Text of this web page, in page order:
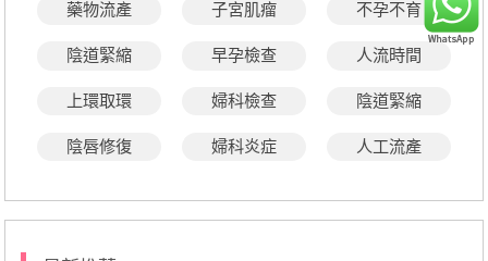
藥物流產 子宮肌瘤 不孕不育
陰道緊縮 早孕檢查 人流時間
上環取環 婦科檢查 陰道緊縮
陰唇修復 婦科炎症 人工流產